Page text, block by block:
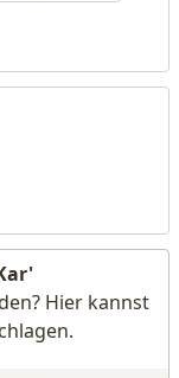
Hier kannst